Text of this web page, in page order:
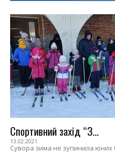
Спортивний захід “З...
13.02.2021
Сувора зима не зупинила юних